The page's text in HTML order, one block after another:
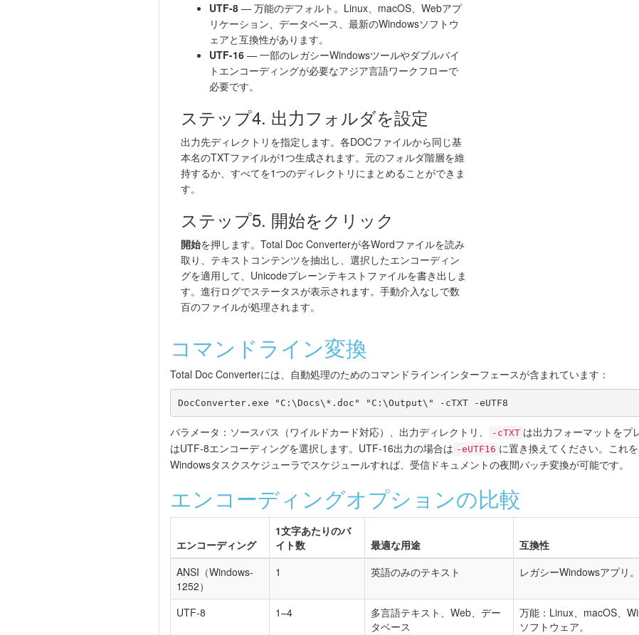
UTF-8 — 万能のデフォルト。Linux、macOS、Webアプ
リケーション、データベース、最新のWindowsソフトウ
ェアと互換性があります。
UTF-16 — 一部のレガシーWindowsツールやダブルバイ
トエンコーディングが必要なアジア言語ワークフローで
必要です。
ステップ4. 出力フォルダを設定
出力先ディレクトリを指定します。各DOCファイルから同じ基
本名のTXTファイルが1つ生成されます。元のフォルダ階層を維
持するか、すべてを1つのディレクトリにまとめることができま
す。
ステップ5. 開始をクリック
開始を押します。Total Doc Converterが各Wordファイルを読み
取り、テキストコンテンツを抽出し、選択したエンコーディン
グを適用して、Unicodeプレーンテキストファイルを書き出しま
す。進行ログでステータスが表示されます。手動介入なしで数
百のファイルが処理されます。
コマンドライン変換
Total Doc Converterには、自動処理のためのコマンドラインインターフェースが含まれています：
DocConverter.exe "C:\Docs\*.doc" "C:\Output\" -cTXT -eUTF8
パラメータ：ソースパス（ワイルドカード対応）、出力ディレクトリ、 -cTXT は出力フォーマットをプ
はUTF-8エンコーディングを選択します。UTF-16出力の場合は -eUTF16 に置き換えてください。これを
Windowsタスクスケジューラでスケジュールすれば、受信ドキュメントの夜間バッチ変換が可能です。
エンコーディングオプションの比較
エンコーディング
1文字あたりのバ
イト数
最適な用途
互換性
ANSI（Windows-
1252）
1 英語のみのテキスト レガシーWindowsアプリ
UTF-8 1–4
多言語テキスト、Web、デー
タベース
万能：Linux、macOS、
ソフトウェア。